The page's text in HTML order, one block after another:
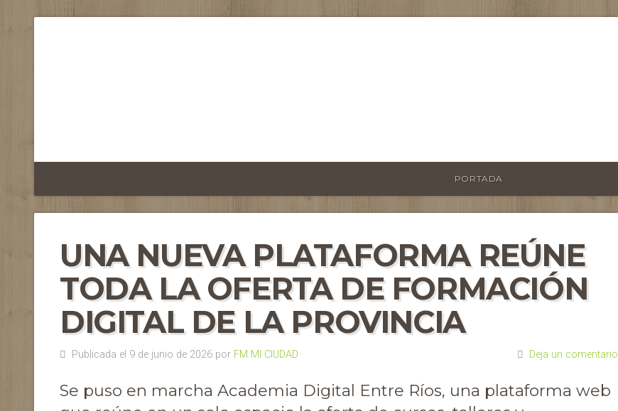
PORTADA
UNA NUEVA PLATAFORMA REÚNE
TODA LA OFERTA DE FORMACIÓN
DIGITAL DE LA PROVINCIA
Publicada el 9 de junio de 2026 por FM MI CIUDAD Deja un comentario
Se puso en marcha Academia Digital Entre Ríos, una plataforma web